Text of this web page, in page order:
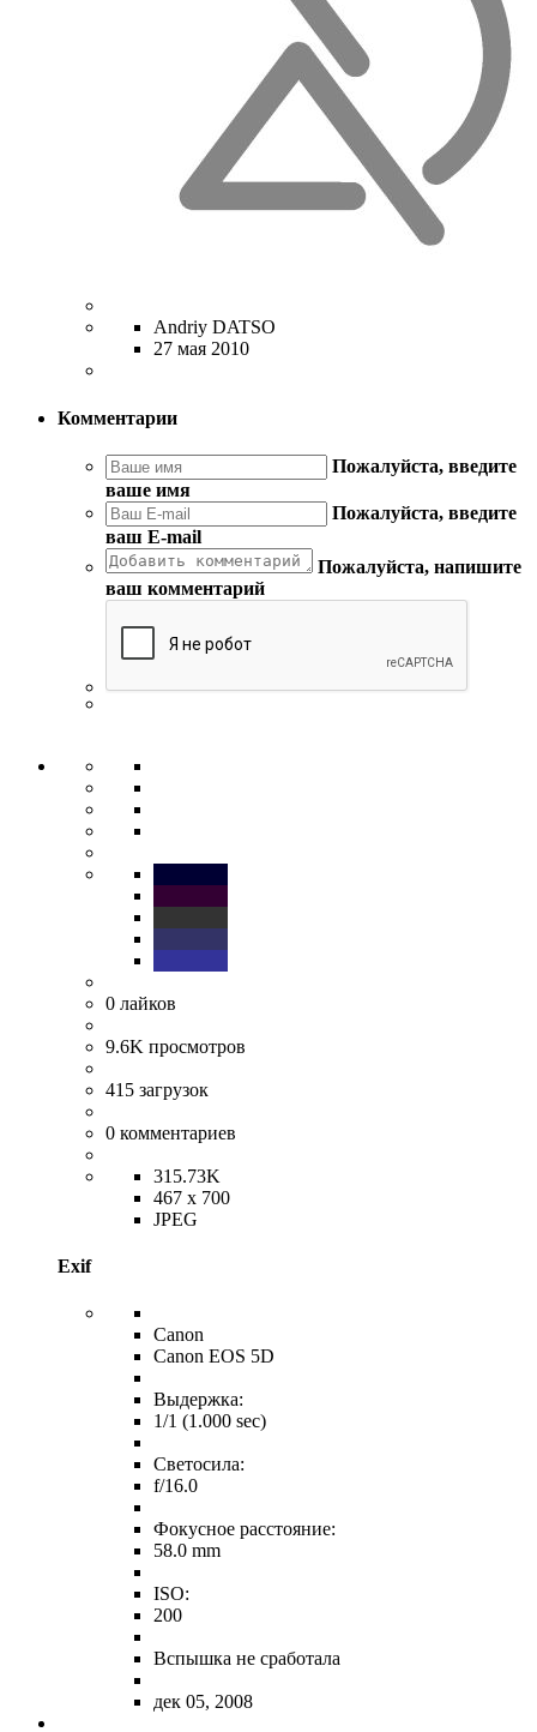
Andriy DATSO
27 мая 2010
Комментарии
Пожалуйста, введите
ваше имя
Пожалуйста, введите
ваш E-mail
Пожалуйста, напишите
ваш комментарий
0 лайков
9.6K просмотров
415 загрузок
0 комментариев
315.73K
467 x 700
JPEG
Exif
Canon
Canon EOS 5D
Выдержка:
1/1 (1.000 sec)
Светосила:
f/16.0
Фокусное расстояние:
58.0 mm
ISO:
200
Вспышка не сработала
дек 05, 2008